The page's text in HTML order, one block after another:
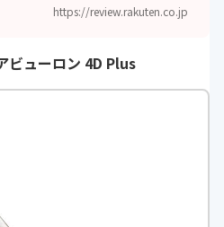
https://review.rakuten.co.jp
ビューロン 4D Plus